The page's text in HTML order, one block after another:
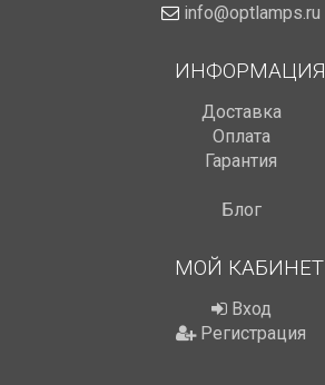
info@optlamps.ru
ИНФОРМАЦИЯ
Доставка
Оплата
Гарантия
Блог
МОЙ КАБИНЕТ
Вход
Регистрация